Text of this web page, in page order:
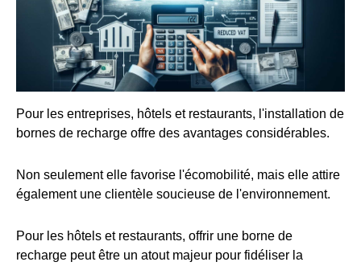
Pour les entreprises, hôtels et restaurants, l'installation de
bornes de recharge offre des avantages considérables.
Non seulement elle favorise l'écomobilité, mais elle attire
également une clientèle soucieuse de l'environnement.
Pour les hôtels et restaurants, offrir une borne de
recharge peut être un atout majeur pour fidéliser la